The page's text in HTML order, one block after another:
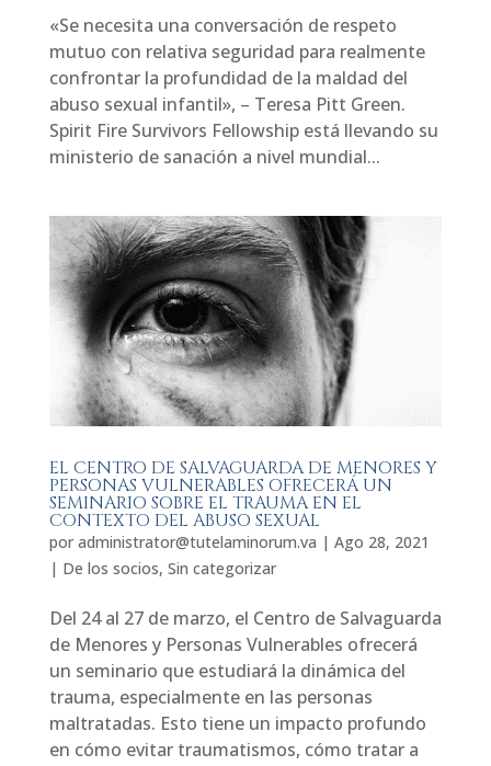
«Se necesita una conversación de respeto
mutuo con relativa seguridad para realmente
confrontar la profundidad de la maldad del
abuso sexual infantil», – Teresa Pitt Green.
Spirit Fire Survivors Fellowship está llevando su
ministerio de sanación a nivel mundial...
EL CENTRO DE SALVAGUARDA DE MENORES Y
PERSONAS VULNERABLES OFRECERÁ UN
SEMINARIO SOBRE EL TRAUMA EN EL
CONTEXTO DEL ABUSO SEXUAL
por administrator@tutelaminorum.va | Ago 28, 2021
| De los socios, Sin categorizar
Del 24 al 27 de marzo, el Centro de Salvaguarda
de Menores y Personas Vulnerables ofrecerá
un seminario que estudiará la dinámica del
trauma, especialmente en las personas
maltratadas. Esto tiene un impacto profundo
en cómo evitar traumatismos, cómo tratar a